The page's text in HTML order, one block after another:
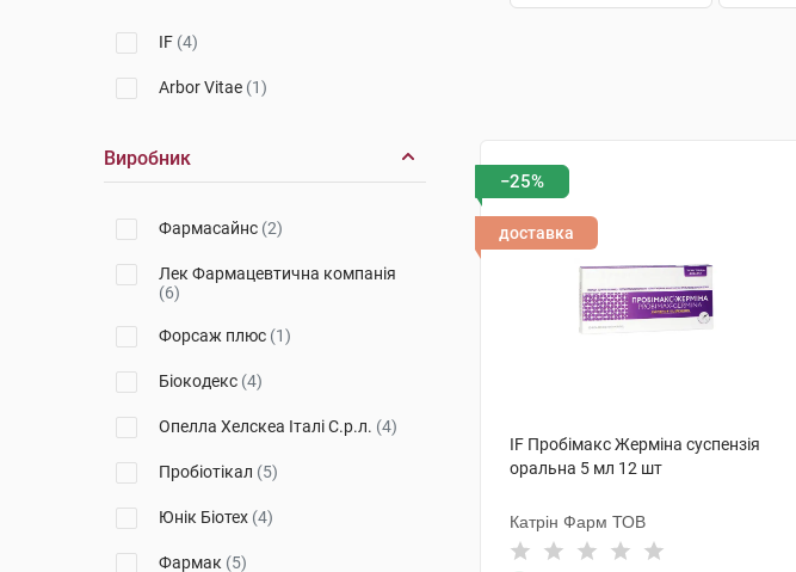
IF (4)
Arbor Vitae (1)
Виробник
Фармасайнс (2)
Лек Фармацевтична компанія
(6)
Форсаж плюс (1)
Біокодекс (4)
Опелла Хелскеа Італі С.р.л. (4)
Пробіотікал (5)
Юнік Біотех (4)
Фармак (5)
−25%
доставка
IF Пробімакс Жерміна суспензія
оральна 5 мл 12 шт
Катрін Фарм ТОВ